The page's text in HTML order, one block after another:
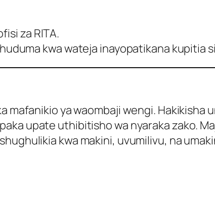
za RITA.
kwa wateja inayopatikana kupitia
mafanikio ya waombaji wengi. Hakikisha
upate uthibitisho wa nyaraka zako.
kwa makini, uvumilivu, na